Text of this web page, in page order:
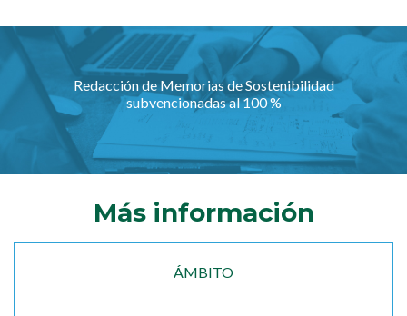
Redacción de Memorias de Sostenibilidad
subvencionadas al 100 %
Más información
ÁMBITO